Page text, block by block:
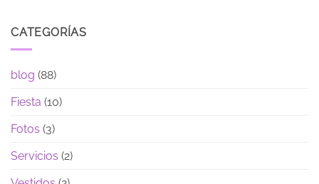
CATEGORÍAS
blog (88)
Fiesta (10)
Fotos (3)
Servicios (2)